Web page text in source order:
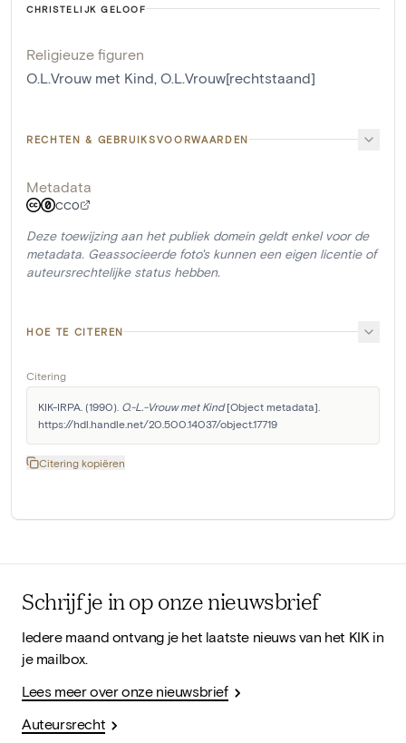
CHRISTELIJK GELOOF
Religieuze figuren
O.L.Vrouw met Kind O.L.Vrouw[rechtstaand]
RECHTEN & GEBRUIKSVOORWAARDEN
Metadata
CC0
Deze toewijzing aan het publiek domein geldt enkel voor de
metadata. Geassocieerde foto's kunnen een eigen licentie of
auteursrechtelijke status hebben.
HOE TE CITEREN
Citering
KIK-IRPA. (1990). O.-L.-Vrouw met Kind [Object metadata].
https://hdl.handle.net/20.500.14037/object.17719
Citering kopiëren
Schrijf je in op onze nieuwsbrief
Iedere maand ontvang je het laatste nieuws van het KIK in
je mailbox.
Lees meer over onze nieuwsbrief
Auteursrecht